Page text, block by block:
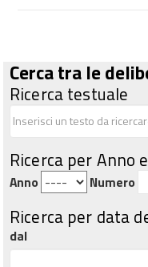
Cerca tra le
Ricerca testuale
Ricerca per Anno
Anno Numero
Ricerca per data
dal